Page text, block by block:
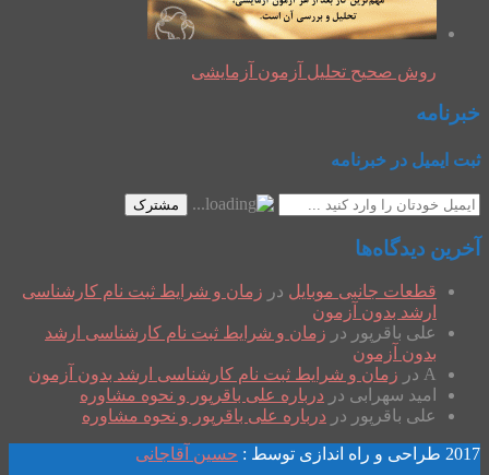
روش صحیح تحلیل آزمون آزمایشی
خبرنامه
ثبت ایمیل در خبرنامه
مشترک
آخرین دیدگاه‌ها
قطعات جانبی موبایل در زمان و شرایط ثبت نام کارشناسی
ارشد بدون آزمون
علی باقرپور در زمان و شرایط ثبت نام کارشناسی ارشد
بدون آزمون
A در زمان و شرایط ثبت نام کارشناسی ارشد بدون آزمون
امید سهرابی در درباره علی باقرپور و نحوه مشاوره
علی باقرپور در درباره علی باقرپور و نحوه مشاوره
2017 طراحی و راه اندازی توسط : حسین آقاجانی